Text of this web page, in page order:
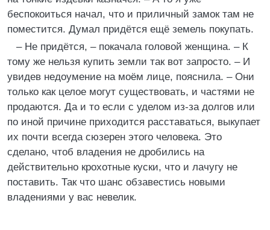
беспокоиться начал, что и приличный замок там не
поместится. Думал придётся ещё земель покупать.
– Не придётся, – покачала головой женщина. – К
тому же нельзя купить земли так вот запросто. – И
увидев недоумение на моём лице, пояснила. – Они
только как целое могут существовать, и частями не
продаются. Да и то если с уделом из-за долгов или
по иной причине приходится расставаться, выкупает
их почти всегда сюзерен этого человека. Это
сделано, чтоб владения не дробились на
действительно крохотные куски, что и лачугу не
поставить. Так что шанс обзавестись новыми
владениями у вас невелик.